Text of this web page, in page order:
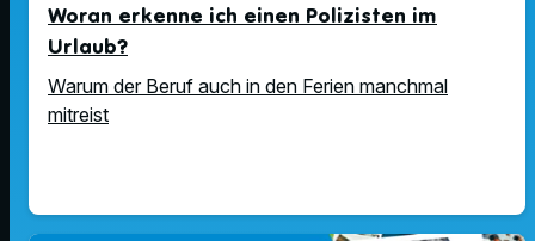
Woran erkenne ich einen Polizisten im
Urlaub?
Warum der Beruf auch in den Ferien manchmal
mitreist